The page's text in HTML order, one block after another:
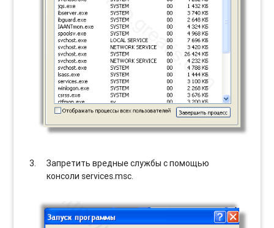
Запретить вредные службы с помощью
консоли services.msc.